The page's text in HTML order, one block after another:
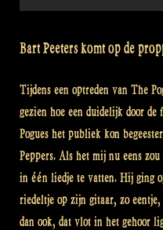
Bart Peeters komt op de
Tijdens een optreden van The
gezien hoe een duidelijk door
Pogues het publiek kon
Peppers. Als het mij nu eens
in één liedje te vatten. Hij ging
riedeltje op zijn gitaar, zo
dan ook, dat vlot in het gehoor